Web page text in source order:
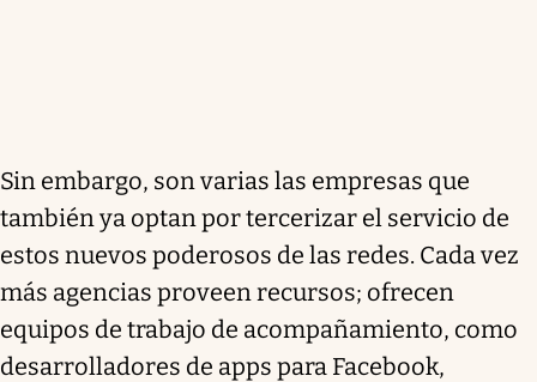
Sin embargo, son varias las empresas que
también ya optan por tercerizar el servicio de
estos nuevos poderosos de las redes. Cada vez
más agencias proveen recursos; ofrecen
equipos de trabajo de acompañamiento, como
desarrolladores de apps para Facebook,